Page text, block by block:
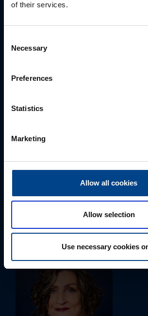
of their services.
Selection
Necessary
Preferences
Statistics
Marketing
Allow all cookies
Allow selection
Use necessary cookies
Autamme mielellämme, jotta
jussi.pernaa@utu.eu